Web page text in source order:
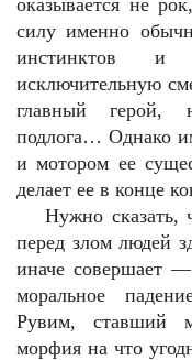
оказывается не
силу именно
инстинктов и
исключительную
главный герой,
подлога… Однако
и мотором ее
делает ее в конце
Нужно сказать,
перед злом людей
иначе совершает
моральное
Рувим, ставший
морфия на что